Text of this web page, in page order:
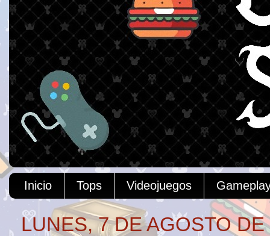
Inicio Tops Videojuegos
LUNES, 7 DE AGOSTO DE